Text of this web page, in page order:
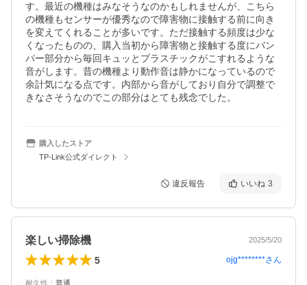
す。最近の機種はみなそうなのかもしれませんが、こちら
の機種もセンサーが優秀なので障害物に接触する前に向き
を変えてくれることが多いです。ただ接触する頻度は少な
くなったものの、購入当初から障害物と接触する度にバン
パー部分から毎回キュッとプラスチックがこすれるような
音がします。昔の機種より動作音は静かになっているので
余計気になる点です。内部から音がしており自分で調整で
きなさそうなのでこの部分はとても残念でした。
購入したストア
TP-Link公式ダイレクト
違反報告 いいね 3
楽しい掃除機 2025/5/20
5 ojg********さん
耐久性 ： 普通